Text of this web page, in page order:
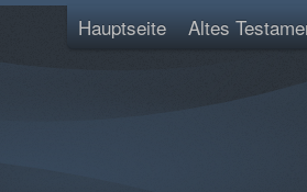
Hauptseite Altes